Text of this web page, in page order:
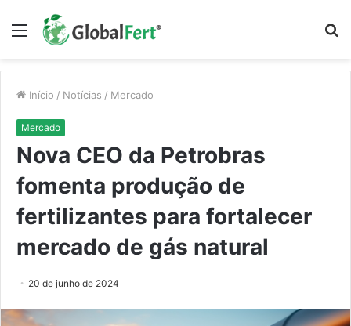
Menu
Início / Notícias / Mercado
Mercado
Nova CEO da Petrobras
fomenta produção de
fertilizantes para fortalecer
mercado de gás natural
20 de junho de 2024